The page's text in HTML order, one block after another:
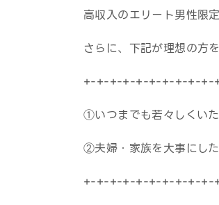
高収入のエリート男性限
さらに、下記が理想の方
+-+-+-+-+-+-+-+-+-+-
①いつまでも若々しくい
②夫婦・家族を大事にし
+-+-+-+-+-+-+-+-+-+-